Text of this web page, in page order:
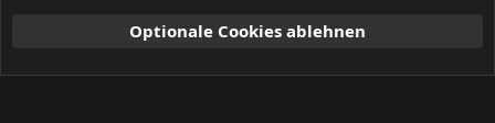
Optionale Cookies ablehnen